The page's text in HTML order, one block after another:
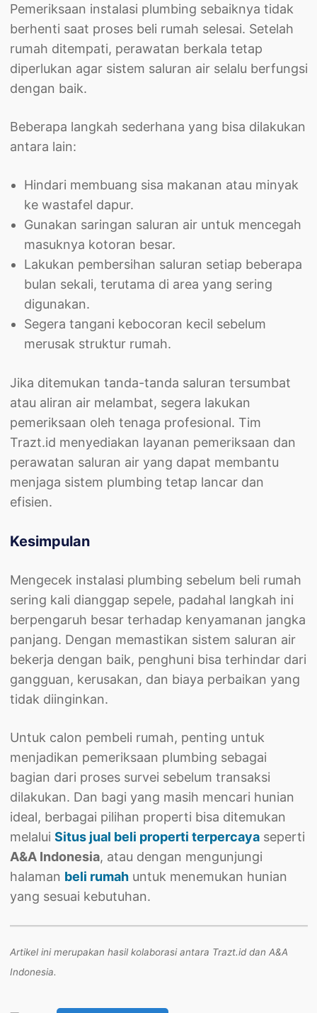
Pemeriksaan instalasi plumbing sebaiknya tidak
berhenti saat proses beli rumah selesai. Setelah
rumah ditempati, perawatan berkala tetap
diperlukan agar sistem saluran air selalu berfungsi
dengan baik.
Beberapa langkah sederhana yang bisa dilakukan
antara lain:
Hindari membuang sisa makanan atau minyak
ke wastafel dapur.
Gunakan saringan saluran air untuk mencegah
masuknya kotoran besar.
Lakukan pembersihan saluran setiap beberapa
bulan sekali, terutama di area yang sering
digunakan.
Segera tangani kebocoran kecil sebelum
merusak struktur rumah.
Jika ditemukan tanda-tanda saluran tersumbat
atau aliran air melambat, segera lakukan
pemeriksaan oleh tenaga profesional. Tim
Trazt.id menyediakan layanan pemeriksaan dan
perawatan saluran air yang dapat membantu
menjaga sistem plumbing tetap lancar dan
efisien.
Kesimpulan
Mengecek instalasi plumbing sebelum beli rumah
sering kali dianggap sepele, padahal langkah ini
berpengaruh besar terhadap kenyamanan jangka
panjang. Dengan memastikan sistem saluran air
bekerja dengan baik, penghuni bisa terhindar dari
gangguan, kerusakan, dan biaya perbaikan yang
tidak diinginkan.
Untuk calon pembeli rumah, penting untuk
menjadikan pemeriksaan plumbing sebagai
bagian dari proses survei sebelum transaksi
dilakukan. Dan bagi yang masih mencari hunian
ideal, berbagai pilihan properti bisa ditemukan
melalui Situs jual beli properti terpercayaseperti
A&A Indonesia, atau dengan mengunjungi
halaman beli rumahuntuk menemukan hunian
yang sesuai kebutuhan.
Artikel ini merupakan hasil kolaborasi antara Trazt.id dan A&A
Indonesia.